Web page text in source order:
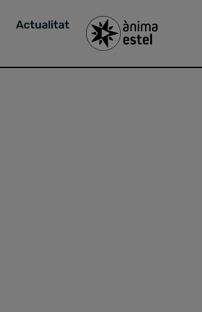
Actualitat